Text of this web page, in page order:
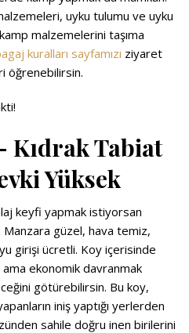
uyku tulumu ve uyku
malzemelerini taşıma
kuralları sayfamızı ziyaret
öğrenebilirsin.
Kıdrak Tabiat
Yüksek
keyfi yapmak istiyorsan
Manzara güzel, hava temiz,
girişi ücretli. Koy içerisinde
ekonomik davranmak
götürebilirsin. Bu koy,
iniş yaptığı yerlerden
sahile doğru inen birilerini